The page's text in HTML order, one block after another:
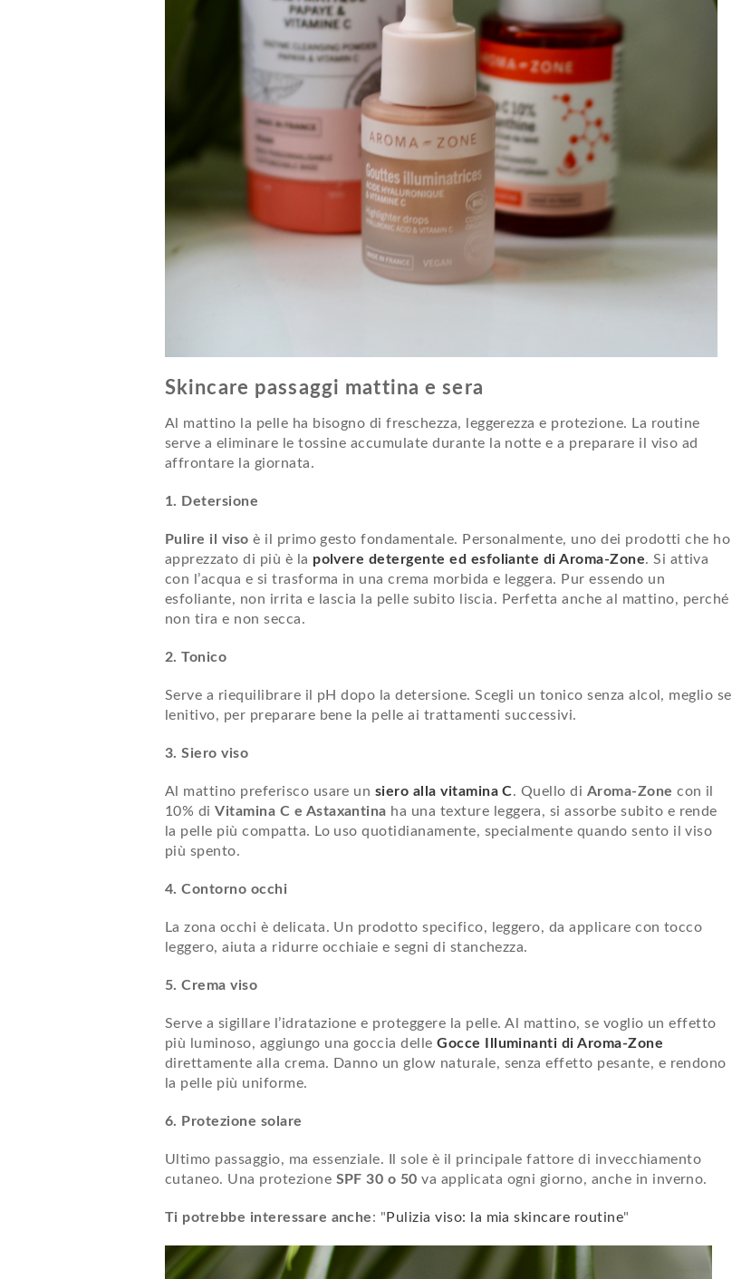
Skincare passaggi mattina e sera
Al mattino la pelle ha bisogno di freschezza, leggerezza e protezione. La routine
serve a eliminare le tossine accumulate durante la notte e a preparare il viso ad
affrontare la giornata.
1. Detersione
Pulire il visoè il primo gesto fondamentale. Personalmente, uno dei prodotti che ho
apprezzato di più è la polvere detergente ed esfoliante di Aroma-Zone. Si attiva
con l’acqua e si trasforma in una crema morbida e leggera. Pur essendo un
esfoliante, non irrita e lascia la pelle subito liscia. Perfetta anche al mattino, perché
non tira e non secca.
2. Tonico
Serve a riequilibrare il pH dopo la detersione. Scegli un tonico senza alcol, meglio se
lenitivo, per preparare bene la pelle ai trattamenti successivi.
3. Siero viso
Al mattino preferisco usare un siero alla vitamina C. Quello di Aroma-Zone con il
10% diVitamina C e Astaxantina ha una texture leggera, si assorbe subito e rende
la pelle più compatta. Lo uso quotidianamente, specialmente quando sento il viso
più spento.
4. Contorno occhi
La zona occhi è delicata. Un prodotto specifico, leggero, da applicare con tocco
leggero, aiuta a ridurre occhiaie e segni di stanchezza.
5. Crema viso
Serve a sigillare l’idratazione e proteggere la pelle. Al mattino, se voglio un effetto
più luminoso, aggiungo una goccia delleGocce Illuminanti di Aroma-Zone
direttamente alla crema. Danno un glow naturale, senza effetto pesante, e rendono
la pelle più uniforme.
6. Protezione solare
Ultimo passaggio, ma essenziale. Il sole è il principale fattore di invecchiamento
cutaneo. Una protezione SPF 30 o 50 va applicata ogni giorno, anche in inverno.
Ti potrebbe interessare anche: " Pulizia viso: la mia skincare routine"